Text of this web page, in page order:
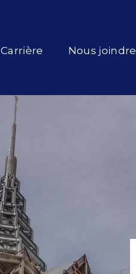
Carrière Nous joindre